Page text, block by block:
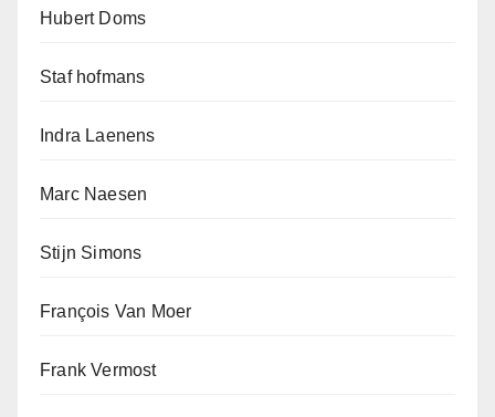
Hubert Doms
Staf hofmans
Indra Laenens
Marc Naesen
Stijn Simons
François Van Moer
Frank Vermost